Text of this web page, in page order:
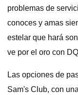
problemas de
conoces y amas
estelar que hará
ve por el oro con
Las opciones de
Sam's Club, con